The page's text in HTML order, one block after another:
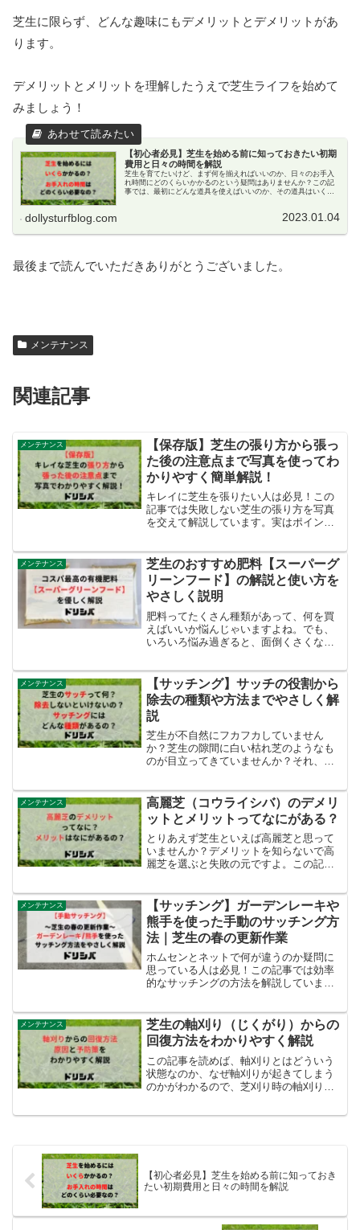
芝生に限らず、どんな趣味にもデメリットとデメリットがあ
ります。
デメリットとメリットを理解したうえで芝生ライフを始めて
みましょう！
【初心者必見】芝生を始める前に知っておきたい初期
費用と日々の時間を解説
芝生を育てたいけど、まず何を揃えればいいのか、日々のお手入
れ時間にどのくらいかかるのという疑問はありませんか？この記
事では、最初にどんな道具を使えばいいのか、その道具はいくら
dollysturfblog.com 2023.01.04
最後まで読んでいただきありがとうございました。
メンテナンス
関連記事
メンテナンス
【保存版】芝生の張り方から張っ
た後の注意点まで写真を使ってわ
かりやすく簡単解説！
キレイに芝生を張りたい人は必見！この
記事では失敗しない芝生の張り方を写真
を交えて解説しています。実はポイント
単にしかもキレイに芝生を張ることでき
ます。
メンテナンス
芝生のおすすめ肥料【スーパーグ
リーンフード】の解説と使い方を
やさしく説明
肥料ってたくさん種類があって、何を買
えばいいか悩んじゃいますよね。でも、
いろいろ悩み過ぎると、面倒くさくなっ
高の肥料、SGFについて解説します。
メンテナンス
【サッチング】サッチの役割から
除去の種類や方法までやさしく解
説
芝生が不自然にフカフカしていません
か？芝生の隙間に白い枯れ芝のようなも
のが目立ってきていませんか？それ、サ
の種類まで、詳しく説明します。
メンテナンス
高麗芝（コウライシバ）のデメリ
ットとメリットってなにがある？
とりあえず芝生といえば高麗芝と思って
いませんか？デメリットを知らないで高
麗芝を選ぶと失敗の元ですよ。この記事
の記事を読めば高麗芝がどんな芝生なの
かがわかり、どんな人に高麗芝が向いて
いるかがわかります。
メンテナンス
【サッチング】ガーデンレーキや
熊手を使った手動のサッチング方
法｜芝生の春の更新作業
ホムセンとネットで何が違うのか疑問に
思っている人は必見！この記事では効率
的なサッチングの方法を解説していま
めば無駄なく効率的なサッチングができ
ますよ。
メンテナンス
芝生の軸刈り（じくがり）からの
回復方法をわかりやすく解説
この記事を読めば、軸刈りとはどういう
状態なのか、なぜ軸刈りが起きてしまう
のかがわかるので、芝刈り時の軸刈りが
【初心者必見】芝生を始める前に知っておき
たい初期費用と日々の時間を解説